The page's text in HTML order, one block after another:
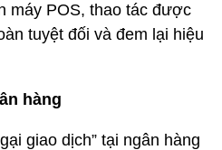
máy POS, thao tác được
tuyệt đối và đem lại hiệu
hàng
giao dịch” tại ngân hàng